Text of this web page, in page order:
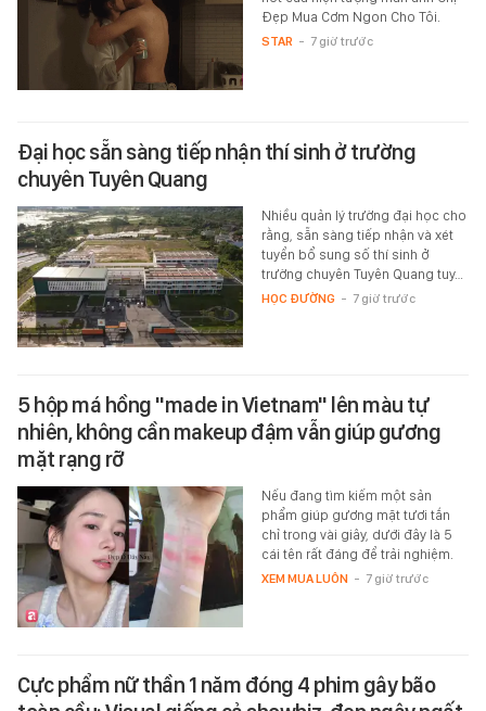
Đẹp Mua Cơm Ngon Cho Tôi.
STAR - 7 giờ trước
Đại học sẵn sàng tiếp nhận thí sinh ở trường
chuyên Tuyên Quang
Nhiều quản lý trường đại học cho
rằng, sẵn sàng tiếp nhận và xét
tuyển bổ sung số thí sinh ở
trường chuyên Tuyên Quang tuy…
HỌC ĐƯỜNG - 7 giờ trước
5 hộp má hồng "made in Vietnam" lên màu tự
nhiên, không cần makeup đậm vẫn giúp gương
mặt rạng rỡ
Nếu đang tìm kiếm một sản
phẩm giúp gương mặt tươi tắn
chỉ trong vài giây, dưới đây là 5
cái tên rất đáng để trải nghiệm.
XEM MUA LUÔN - 7 giờ trước
Cực phẩm nữ thần 1 năm đóng 4 phim gây bão